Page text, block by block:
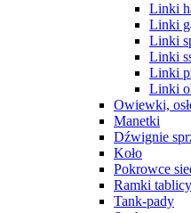
Linki
Linki
Linki
Linki
Linki
Linki
Owiewki,
Manetki
Dźwignie
Koło
Pokrowce
Ramki tablicy
Tank-pady